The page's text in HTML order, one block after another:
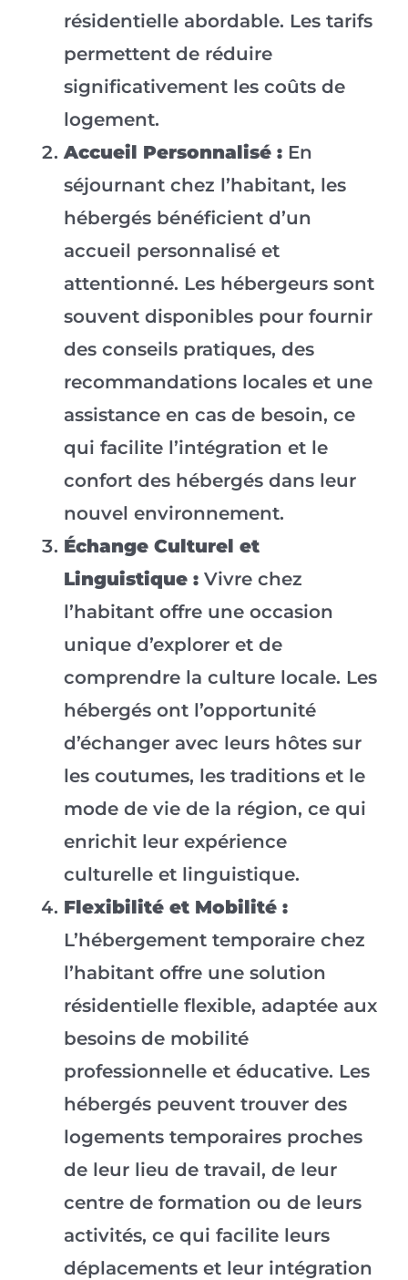
résidentielle abordable. Les tarifs
permettent de réduire
significativement les coûts de
logement.
Accueil Personnalisé :En
séjournant chez l’habitant, les
hébergés bénéficient d’un
accueil personnalisé et
attentionné. Les hébergeurs sont
souvent disponibles pour fournir
des conseils pratiques, des
recommandations locales et une
assistance en cas de besoin, ce
qui facilite l’intégration et le
confort des hébergés dans leur
nouvel environnement.
Échange Culturel et
Linguistique :Vivre chez
l’habitant offre une occasion
unique d’explorer et de
comprendre la culture locale. Les
hébergés ont l’opportunité
d’échanger avec leurs hôtes sur
les coutumes, les traditions et le
mode de vie de la région, ce qui
enrichit leur expérience
culturelle et linguistique.
Flexibilité et Mobilité :
L’hébergement temporaire chez
l’habitant offre une solution
résidentielle flexible, adaptée aux
besoins de mobilité
professionnelle et éducative. Les
hébergés peuvent trouver des
logements temporaires proches
de leur lieu de travail, de leur
centre de formation ou de leurs
activités, ce qui facilite leurs
déplacements et leur intégration